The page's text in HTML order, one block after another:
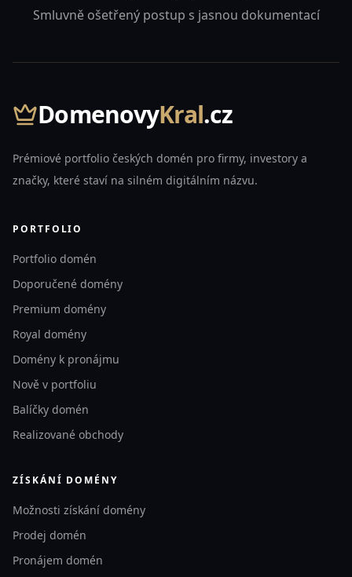
Smluvně ošetřený postup s jasnou dokumentací
DomenovyKral.cz
Prémiové portfolio českých domén pro firmy, investory a
značky, které staví na silném digitálním názvu.
PORTFOLIO
Portfolio domén
Doporučené domény
Premium domény
Royal domény
Domény k pronájmu
Nově v portfoliu
Balíčky domén
Realizované obchody
ZÍSKÁNÍ DOMÉNY
Možnosti získání domény
Prodej domén
Pronájem domén